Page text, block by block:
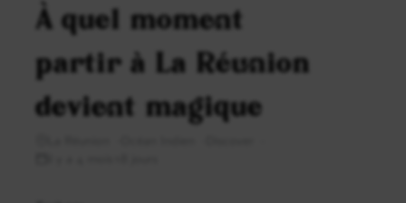
À quel moment
partir à La Réunion
devient magique